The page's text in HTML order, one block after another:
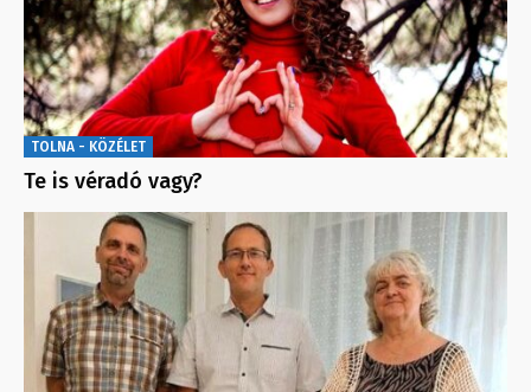
TOLNA - KÖZÉLET
Te is véradó vagy?